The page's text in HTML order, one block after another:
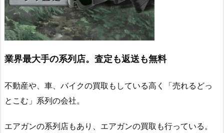
業界最大手の系列店。査定も返送も無料
不動産や、車、バイクの買取もしている高く「売れるどっ
とこむ」系列の会社。
エアガンの系列店もあり、エアガンの買取も行っている。